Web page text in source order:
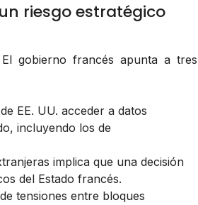
riesgo estratégico
gobierno francés apunta a tres
EE. UU. acceder a datos
incluyendo los de
implica que una decisión
del Estado francés.
tensiones entre bloques